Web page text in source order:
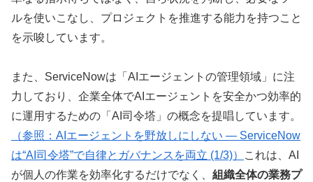
ルを使いこなし、プロジェクトを推進する能力を持つこと
を示唆しています。
また、ServiceNowは「AIエージェントの管理領域」に注
力しており、企業全体でAIエージェントを安全かつ効率的
に運用するための「AI司令塔」の概念を提唱しています。
（参照：AIエージェントを野放しにしない ― ServiceNow
は“AI司令塔”で自律とガバナンスを両立 (1/3)）
これは、AI
が個人の作業を効率化するだけでなく、 組織全体の業務プ